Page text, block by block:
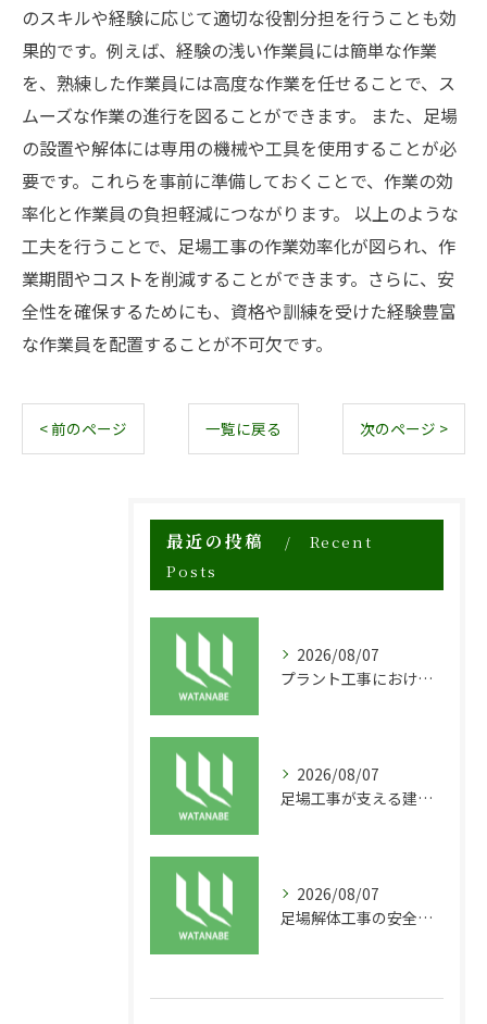
のスキルや経験に応じて適切な役割分担を行うことも効
果的です。例えば、経験の浅い作業員には簡単な作業
を、熟練した作業員には高度な作業を任せることで、ス
ムーズな作業の進行を図ることができます。 また、足場
の設置や解体には専用の機械や工具を使用することが必
要です。これらを事前に準備しておくことで、作業の効
率化と作業員の負担軽減につながります。 以上のような
工夫を行うことで、足場工事の作業効率化が図られ、作
業期間やコストを削減することができます。さらに、安
全性を確保するためにも、資格や訓練を受けた経験豊富
な作業員を配置することが不可欠です。
< 前のページ 一覧に戻る 次のページ >
最近の投稿
Recent
Posts
2026/08/07
プラント工事における足場工事の安全対策と施工の重要性
2026/08/07
足場工事が支える建物の長寿命化と外装塗装の重要性
2026/08/07
足場解体工事の安全性と効率化のポイント